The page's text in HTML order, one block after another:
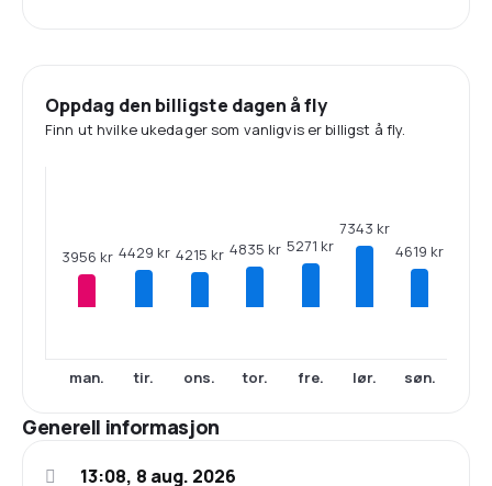
Oppdag den billigste dagen å fly
Finn ut hvilke ukedager som vanligvis er billigst å fly.
3956 kr
man.
4429 kr
tir.
4215 kr
ons.
4835 kr
tor.
5271 kr
fre.
7343 kr
lør.
4619 kr
søn.
Generell informasjon
13:08, 8 aug. 2026